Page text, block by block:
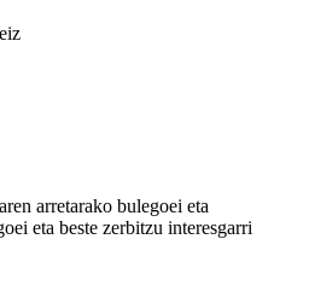
arretarako bulegoei eta
eta beste zerbitzu interesgarri